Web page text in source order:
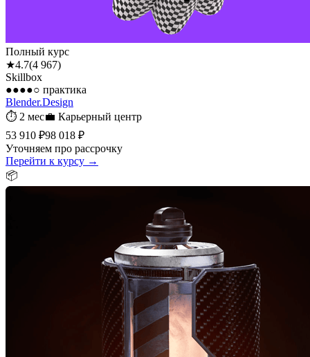
Полный курс
★4.7(4 967)
Skillbox
●●●●○ практика
Blender.Design
⏱ 2 мес💼 Карьерный центр
53 910 ₽98 018 ₽
Уточняем про рассрочку
Перейти к курсу →
📦